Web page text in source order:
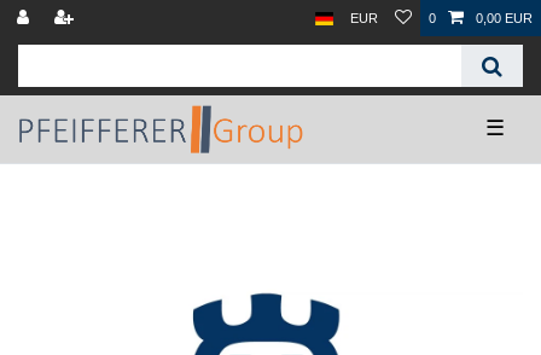
EUR 0 0,00 EUR
☰